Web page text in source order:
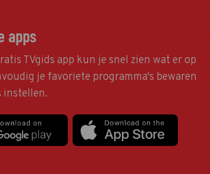
apps
TVgids app kun je snel zien wat er op
je favoriete programma's bewaren
instellen.